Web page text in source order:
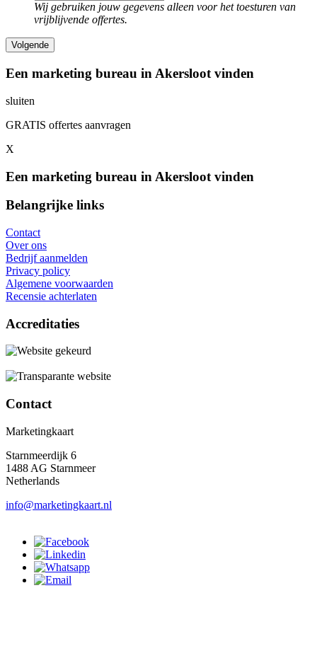
Wij gebruiken jouw gegevens alleen voor het toesturen van
vrijblijvende offertes.
Een marketing bureau in Akersloot vinden
sluiten
GRATIS offertes aanvragen
X
Een marketing bureau in Akersloot vinden
Belangrijke links
Contact
Over ons
Bedrijf aanmelden
Privacy policy
Algemene voorwaarden
Recensie achterlaten
Accreditaties
Contact
Marketingkaart
Starnmeerdijk 6
1488 AG Starnmeer
Netherlands
info@marketingkaart.nl